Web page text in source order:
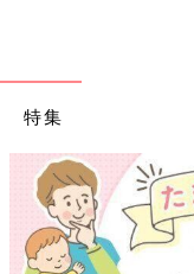
特集
【ワクチ